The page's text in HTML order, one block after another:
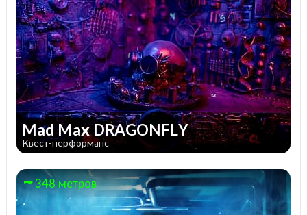
Mad Max DRAGONFLY
Квест-перформанс
348 метров